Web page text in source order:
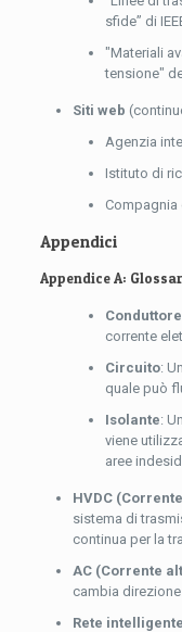
sfide” di
"Materiali
tensione"
Siti web
Agenzia
Istituto di
Compagnia
Appendici
Appendice A:
Conduttore
corrente
Circuito:
quale può
Isolante:
viene
aree
HVDC
sistema di
continua per la
AC (Corrente
cambia
Rete intelligente